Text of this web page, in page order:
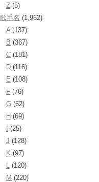
Z (5)
歌手名 (1,962)
A(137)
B (367)
C (181)
D (116)
E (108)
F (76)
G (62)
H (69)
(25)
J (128)
K (97)
L (120)
M (220)